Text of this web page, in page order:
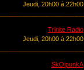
Jeudi, 20h00 à 22h00
Trinite Radio
Jeudi, 20h00 à 22h00
SkOipunkA